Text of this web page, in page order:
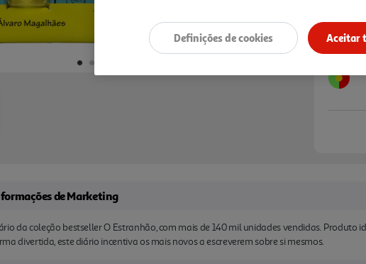
de Marketing
da coleção bestseller O Estranhão, com mais de 140 mil unidades vendidas.
divertida, este diário incentiva os mais novos a escreverem sobre si mesmos.
Aceitar
Definições de cookies